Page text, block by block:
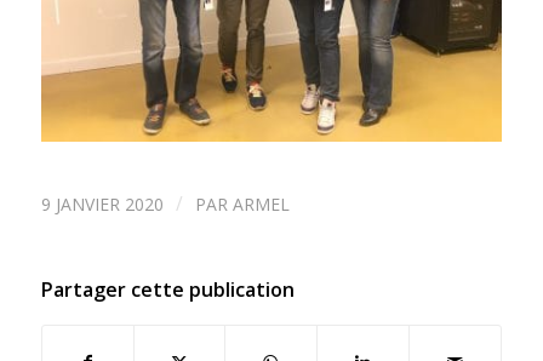
9 JANVIER 2020 / PAR ARMEL
Partager cette publication